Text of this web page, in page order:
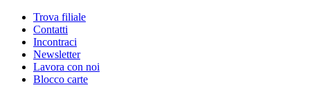
Trova filiale
Contatti
Incontraci
Newsletter
Lavora con noi
Blocco carte